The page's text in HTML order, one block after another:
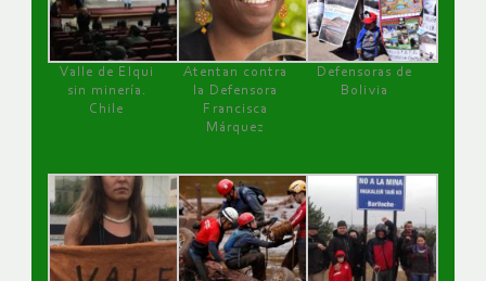
Valle de Elqui
sin minería.
Chile
Atentan contra
la Defensora
Francisca
Márquez
Defensoras de
Bolivia